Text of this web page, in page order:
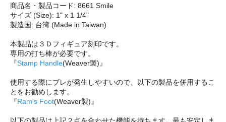
商品名・製品コード: 8661 Smile
サイズ (Size): 1" x 1 1/4"
製造国: 台湾 (Made in Taiwan)
本製品は３Ｄフィギュア刻印です。
専用の打ち棒が必要です。
『Stamp Handle(Weaver製)』
使用する際にブレが発生しやすいので、以下の製品を併用するこ
とをお勧めします。
『Ram's Foot(Weaver製)』